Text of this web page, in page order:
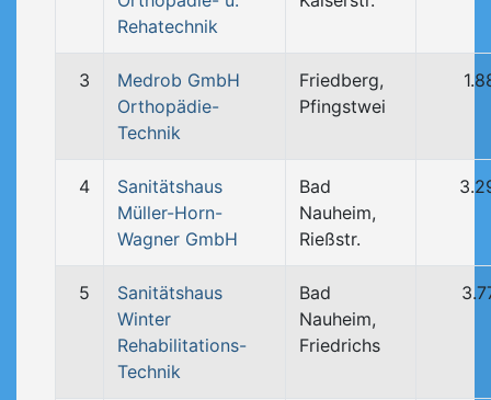
Rehatechnik
3
Medrob GmbH
Orthopädie-
Technik
Friedberg,
Pfingstwei
4
Sanitätshaus
Müller-Horn-
Wagner GmbH
Bad
Nauheim,
Rießstr.
5
Sanitätshaus
Winter
Rehabilitations-
Technik
Bad
Nauheim,
Friedrichs